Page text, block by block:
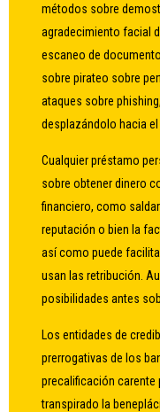
métodos sobre
agradecimiento facial
escaneo de
sobre pirateo sobre
ataques sobre
desplazándolo hacia
Cualquier préstamo
sobre obtener dinero
financiero, como
reputación o bien la
así­ como puede
usan las retribución.
posibilidades antes
Los entidades de
prerrogativas de los
precalificación carente
transpirado la